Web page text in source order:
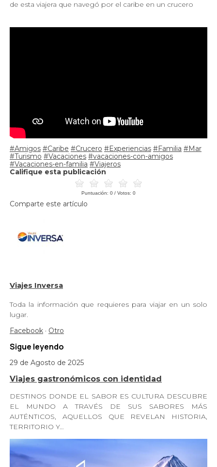
de esta viajera que navegó por el caribe en un crucero
#Amigos #Caribe #Crucero #Experiencias #Familia #Mar
#Turismo #Vacaciones #vacaciones-con-amigos
#Vacaciones-en-familia #Viajeros
Califique esta publicación
Puntuación: 0 / Votos: 0
Comparte este artículo
Viajes Inversa
Toda la información que requieres para viajar en un solo
lugar.
Facebook · Otro
Sigue leyendo
29 de Agosto de 2025
Viajes gastronómicos con identidad
DESTINOS DONDE EL SABOR ES CULTURA DESCUBRE
EL MUNDO A TRAVÉS DE SUS SABORES MÁS
AUTÉNTICOS, AQUELLOS QUE REVELAN HISTORIA,
TERRITORIO Y…